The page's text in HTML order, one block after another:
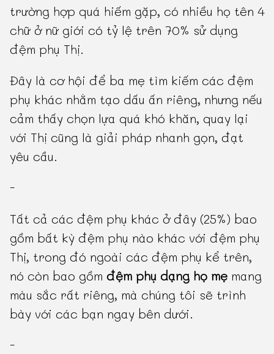
trường hợp quá hiếm gặp, có nhiều họ tên 4
chữ ở nữ giới có tỷ lệ trên 70% sử dụng
đệm phụ Thị.
Đây là cơ hội để ba mẹ tìm kiếm các đệm
phụ khác nhằm tạo dấu ấn riêng, nhưng nếu
cảm thấy chọn lựa quá khó khăn, quay lại
với Thị cũng là giải pháp nhanh gọn, đạt
yêu cầu.
-
Tất cả các đệm phụ khác ở đây (25%) bao
gồm bất kỳ đệm phụ nào khác với đệm phụ
Thị, trong đó ngoài các đệm phụ kể trên,
nó còn bao gồmđệm phụ dạng họ mẹ mang
màu sắc rất riêng, mà chúng tôi sẽ trình
bày với các bạn ngay bên dưới.
-